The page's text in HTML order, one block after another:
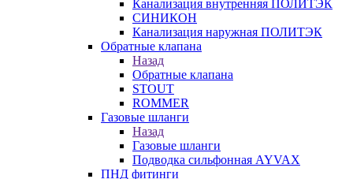
Канализация внутренняя ПОЛИТЭК
СИНИКОН
Канализация наружная ПОЛИТЭК
Обратные клапана
Назад
Обратные клапана
STOUT
ROMMER
Газовые шланги
Назад
Газовые шланги
Подводка сильфонная AYVAX
ПНД фитинги